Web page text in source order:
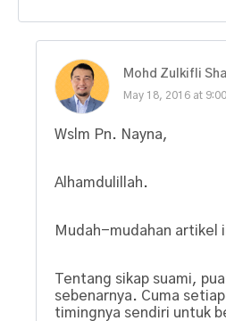
Mohd Zulkifli
May 18, 2016 at
Wslm Pn. Nayna,
Alhamdulillah.
Mudah-mudahan artikel
Tentang sikap suami,
sebenarnya. Cuma
timingnya sendiri untuk